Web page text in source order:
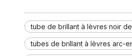
tube de brillant à lèvres noir
tubes de brillant à lèvres arc-